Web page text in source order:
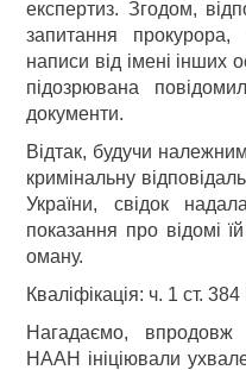
експертиз. Згодом,
запитання
написи від імені інших
підозрювана
документи.
Відтак, будучи
кримінальну
України, свідок
показання про відомі
оману.
Кваліфікація: ч. 1 ст.
Нагадаємо, впродовж
НААН ініціювали